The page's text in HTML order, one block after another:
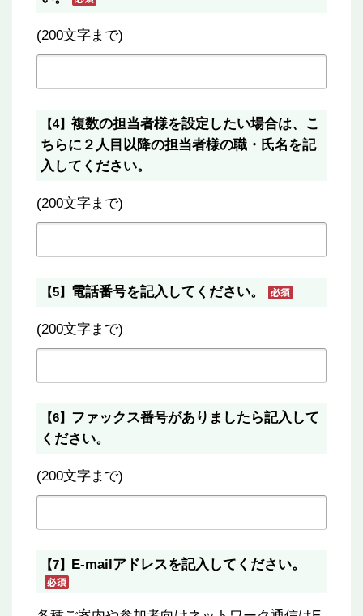
(200文字まで)
【4】 複数の担当者様を設定したい場合は、こ
ちらに２人目以降の担当者様の職・氏名を記
入してください。
(200文字まで)
【5】 電話番号を記入してください。
(200文字まで)
【6】 ファックス番号がありましたら記入して
ください。
(200文字まで)
【7】 E-mailアドレスを記入してください。